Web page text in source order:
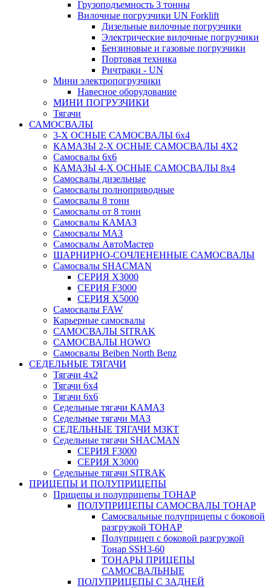
Грузоподъемность 3 тонны
Вилочные погрузчики UN Forklift
Дизельные вилочные погрузчики
Электрические вилочные погрузчики
Бензиновые и газовые погрузчики
Портовая техника
Ричтраки - UN
Мини электропогрузчики
Навесное оборудование
МИНИ ПОГРУЗЧИКИ
Тягачи
САМОСВАЛЫ
3-Х ОСНЫЕ САМОСВАЛЫ 6x4
КАМАЗЫ 2-Х ОСНЫЕ САМОСВАЛЫ 4Х2
Самосвалы 6x6
КАМАЗЫ 4-X ОСНЫЕ САМОСВАЛЫ 8x4
Самосвалы дизельные
Самосвалы полноприводные
Самосвалы 8 тонн
Самосвалы от 8 тонн
Самосвалы КАМАЗ
Самосвалы МАЗ
Самосвалы АвтоМастер
ШАРНИРНО-СОЧЛЕНЕННЫЕ САМОСВАЛЫ
Самосвалы SHACMAN
СЕРИЯ X3000
СЕРИЯ F3000
СЕРИЯ Х5000
Самосвалы FAW
Карьерные самосвалы
САМОСВАЛЫ SITRAK
САМОСВАЛЫ HOWO
Самосвалы Beiben North Benz
СЕДЕЛЬНЫЕ ТЯГАЧИ
Тягачи 4x2
Тягачи 6x4
Тягачи 6x6
Седельные тягачи КАМАЗ
Седельные тягачи МАЗ
СЕДЕЛЬНЫЕ ТЯГАЧИ МЗКТ
Седельные тягачи SHACMAN
СЕРИЯ F3000
СЕРИЯ X3000
Седельные тягачи SITRAK
ПРИЦЕПЫ И ПОЛУПРИЦЕПЫ
Прицепы и полуприцепы ТОНАР
ПОЛУПРИЦЕПЫ САМОСВАЛЫ ТОНАР
Самосвальные полуприцепы с боковой
разгрузкой ТОНАР
Полуприцеп с боковой разгрузкой
Тонар SSH3-60
ТОНАРЫ ПРИЦЕПЫ
САМОСВАЛЬНЫЕ
ПОЛУПРИЦЕПЫ С ЗАДНЕЙ